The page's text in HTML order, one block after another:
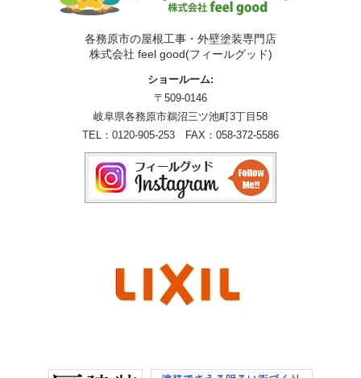
各務原市の屋根工事・外壁塗装専門店
株式会社 feel good(フィールグッド)
ショールーム:
〒509-0146
岐阜県各務原市鵜沼三ツ池町3丁目58
TEL： 0120-905-253 FAX：058-372-5586